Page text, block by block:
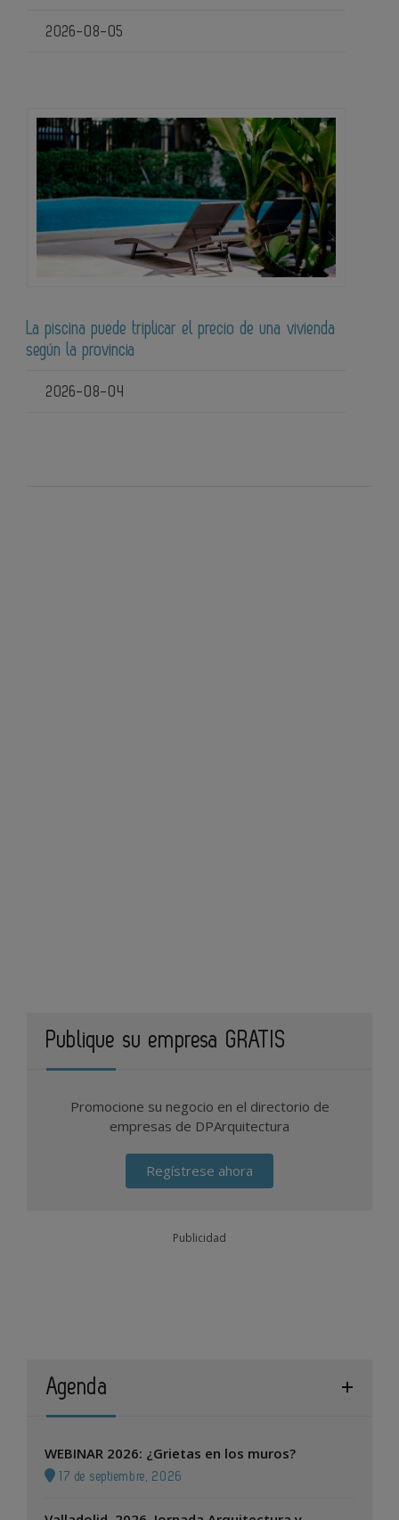
2026-08-05
La piscina puede triplicar el precio de una vivienda
según la provincia
2026-08-04
Publique su empresa GRATIS
Promocione su negocio en el directorio de
empresas de DPArquitectura
Regístrese ahora
Publicidad
Agenda
WEBINAR 2026: ¿Grietas en los muros?
17 de septiembre, 2026